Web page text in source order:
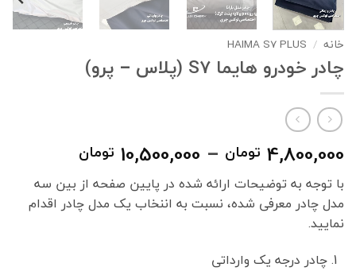
خانه /
HAIMA S7 PLUS
چادر خودرو هایما S7 (پلاس – پرو)
4,800,000 تومان –
10,500,000 تومان
قیمت:
تا
با توجه به توضیحات ارائه شده در پایین صفحه از بین سه
مدل چادر معرفی شده، نسبت به اننخاب یک مدل چادر اقدام
نمایید.
چادر درجه یک وارداتی